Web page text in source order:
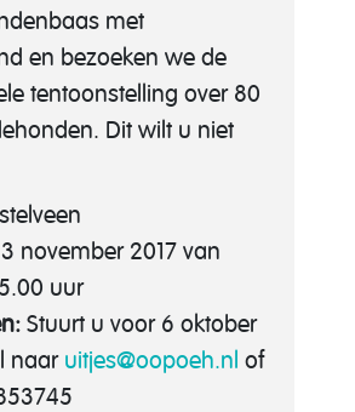
met
en bezoeken we de
tentoonstelling over 80
Dit wilt u niet
3 november 2017 van
uur
Stuurt u voor 6 oktober
naar uitjes@oopoeh.nl of